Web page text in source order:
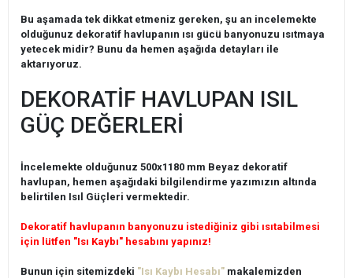
Bu aşamada tek dikkat etmeniz gereken, şu an incelemekte
olduğunuz dekoratif havlupanın ısı gücü banyonuzu ısıtmaya
yetecek midir? Bunu da hemen aşağıda detayları ile
aktarıyoruz.
DEKORATİF HAVLUPAN ISIL
GÜÇ DEĞERLERİ
İncelemekte olduğunuz 500x1180 mm Beyaz dekoratif
havlupan, hemen aşağıdaki bilgilendirme yazımızın altında
belirtilen Isıl Güçleri vermektedir.
Dekoratif havlupanın banyonuzu istediğiniz gibi ısıtabilmesi
için lütfen "Isı Kaybı" hesabını yapınız!
Bunun için sitemizdeki "Isı Kaybı Hesabı" makalemizden